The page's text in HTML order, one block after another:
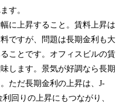
す。
に上昇すること。賃料上昇は
ですが、問題は長期金利も大
ことです。オフィスビルの賃
します。景気が好調なら長期
ただ長期金利の上昇は、J-
回りの上昇にもつながり、